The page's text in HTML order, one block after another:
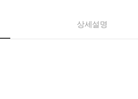
상세설명